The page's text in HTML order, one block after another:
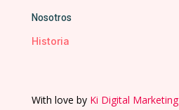
Nosotros
Historia
With love by Ki Digital Marketing